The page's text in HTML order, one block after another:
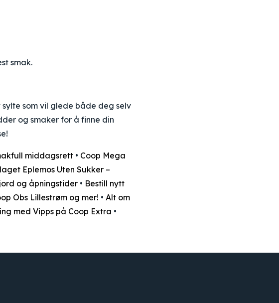
smak.
som vil glede både deg selv
og smaker for å finne din
middagsrett • Coop Mega
Eplemos Uten Sukker –
og åpningstider • Bestill nytt
Obs Lillestrøm og mer! • Alt om
med Vipps på Coop Extra •